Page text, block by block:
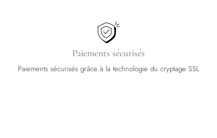
Paiements sécurisés
Paiements sécurisés grâce à la technologie du cryptage SSL